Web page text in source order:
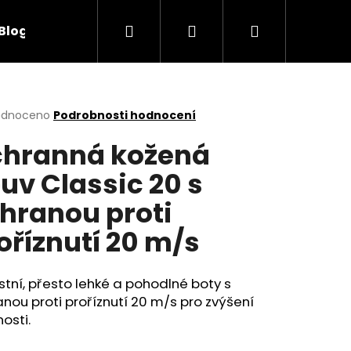
Obchodní podmínky Kontakty
Hledat PřihlášeníNákupní
Podrobnosti hodnocení
kožená
Classic 20 s
proti
20 m/s
přesto lehké a pohodlné boty s
proti proříznutí 20 m/s pro zvýšení